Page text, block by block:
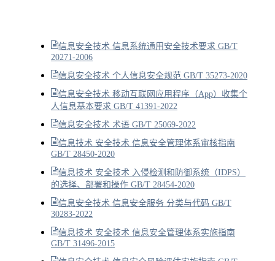
信息安全技术 信息系统通用安全技术要求 GB/T
20271-2006
信息安全技术 个人信息安全规范 GB/T 35273-2020
信息安全技术 移动互联网应用程序（App）收集个
人信息基本要求 GB/T 41391-2022
信息安全技术 术语 GB/T 25069-2022
信息技术 安全技术 信息安全管理体系审核指南
GB/T 28450-2020
信息技术 安全技术 入侵检测和防御系统（IDPS）
的选择、部署和操作 GB/T 28454-2020
信息安全技术 信息安全服务 分类与代码 GB/T
30283-2022
信息技术 安全技术 信息安全管理体系实施指南
GB/T 31496-2015